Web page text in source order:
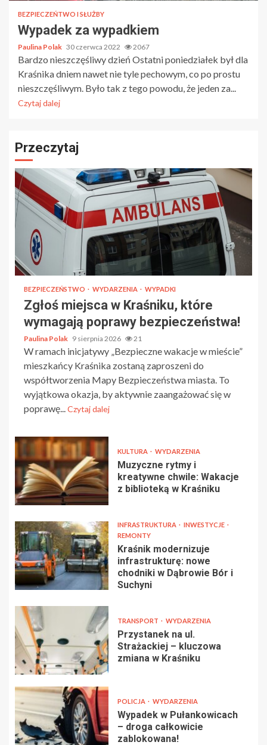
BEZPIECZEŃTWO I SŁUŻBY
Wypadek za wypadkiem
Paulina Polak 30 czerwca 2022 2067
Bardzo nieszczęśliwy dzień Ostatni poniedziałek był dla
Kraśnika dniem nawet nie tyle pechowym, co po prostu
nieszczęśliwym. Było tak z tego powodu, że jeden za...
Czytaj dalej
Przeczytaj
BEZPIECZEŃSTWO WYDARZENIA WYPADKI
Zgłoś miejsca w Kraśniku, które
wymagają poprawy bezpieczeństwa!
Paulina Polak 9 sierpnia 2026 21
W ramach inicjatywy „Bezpieczne wakacje w mieście”
mieszkańcy Kraśnika zostaną zaproszeni do
współtworzenia Mapy Bezpieczeństwa miasta. To
wyjątkowa okazja, by aktywnie zaangażować się w
poprawę...Czytaj dalej
KULTURA WYDARZENIA
Muzyczne rytmy i
kreatywne chwile: Wakacje
z biblioteką w Kraśniku
INFRASTRUKTURA
INWESTYCJE
REMONTY
Kraśnik modernizuje
infrastrukturę: nowe
chodniki w Dąbrowie Bór i
Suchyni
TRANSPORT WYDARZENIA
Przystanek na ul.
Strażackiej – kluczowa
zmiana w Kraśniku
POLICJA WYDARZENIA
Wypadek w Pułankowicach
– droga całkowicie
zablokowana!